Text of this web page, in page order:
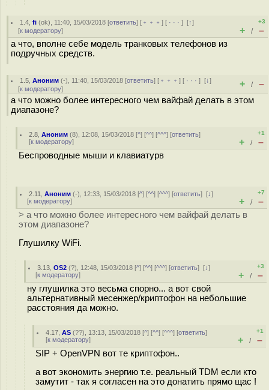
1.4 ,fi (ok), 11:40, 15/03/2018 [ответить] [ ﹢﹢﹢] [ · · ·][↑]
[к модератору]
+3
+ / –
а что, вполне себе модель транковых телефонов из
подручных средств.
1.5 ,Аноним (-), 11:40, 15/03/2018 [ответить] [ ﹢﹢﹢] [ · · ·][↓]
[к модератору] + / –
а что можно более интересного чем вайфай делать в этом
диапазоне?
2.8 ,Аноним (8), 12:08, 15/03/2018 [^] [^^] [^^^] [ответить]
[к модератору]
+1
+ / –
Беспроводные мыши и клавиатурв
2.11 ,Аноним (-), 12:33, 15/03/2018 [^] [^^] [^^^] [ответить][↓]
[к модератору]
+7
+ / –
> а что можно более интересного чем вайфай делать в
этом диапазоне?
Глушилку WiFi.
3.13 ,OS2 (?), 12:48, 15/03/2018 [^] [^^] [^^^] [ответить][↓]
[к модератору]
+3
+ / –
ну глушилка это весьма спорно... а вот свой
альтернативный месенжер/криптофон на небольшие
расстояния да можно.
4.17 ,AS (??), 13:13, 15/03/2018 [^] [^^] [^^^] [ответить]
[к модератору]
+1
+ / –
SIP + OpenVPN вот те криптофон..
а вот экономить энергию т.е. реальный TDM если кто
замутит - так я согласен на это донатить прямо щас !